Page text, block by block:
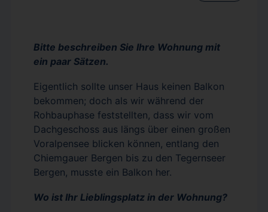
Bitte beschreiben Sie Ihre Wohnung mit
ein paar Sätzen.
Eigentlich sollte unser Haus keinen Balkon
bekommen; doch als wir während der
Rohbauphase feststellten, dass wir vom
Dachgeschoss aus längs über einen großen
Voralpensee blicken können, entlang den
Chiemgauer Bergen bis zu den Tegernseer
Bergen, musste ein Balkon her.
Wo ist Ihr Lieblingsplatz in der Wohnung?